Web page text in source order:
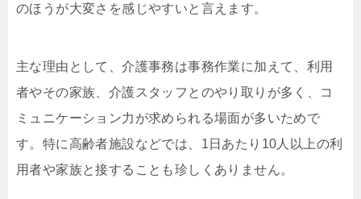
のほうが大変さを感じやすいと言えます。
主な理由として、介護事務は事務作業に加えて、利用
者やその家族、介護スタッフとのやり取りが多く、コ
ミュニケーション力が求められる場面が多いためで
す。特に高齢者施設などでは、1日あたり10人以上の利
用者や家族と接することも珍しくありません。